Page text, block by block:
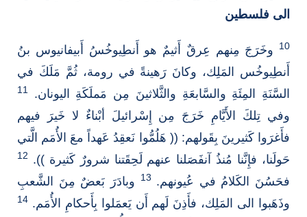
الى فلسطين
10
وخَرَجَ مِنهم عِرقٌ أَثيمٌ هو أَنطِيوخُسُ أَبيفانيوس بنُ
أَنطِيوخُس المَلِك، وكانَ رَهينةً في رومة، ثُمَّ مَلَكَ في
السَّنَةِ المِئَةِ والسَّابعَةِ والثَّلاثينَ مِن مَملَكَةِ اليونان.
11
وفي تِلكَ الأَيَّامِ خَرَجَ مِن إِسْرائيلَ أبْناءٌ لا خَيرَ فيهم
فأَغرَوا كَثيرينَ بِقَولهم: (( هَلُمُّوا نَعقِدُ عَهداً معَ الأُمَم الَّتي
حَولَنا، فإِنَّنا مُنذُ آنفَصَلنا عنهم لَحِقَتنا شرورٌ كَثيرة )). 12
فحَسُنَ الكَلامُ في عُيونهم. 13
وبادَرَ بَعضٌ مِنَ الشَّعبِ
وذَهَبوا الى المَلِك، فأَذِنَ لَهم أَن يَعمَلوا بِأَحكامِ الأُمَم. 14